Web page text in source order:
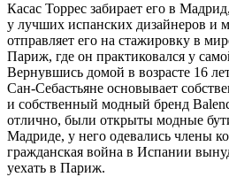
Касас Торрес забирает его в
у лучших испанских дизайнеров и
отправляет его на стажировку в
Париж, где он практиковался у
Вернувшись домой в возрасте 16
Сан-Себастьяне основывает
и собственный модный бренд
отлично, были открыты модные
Мадриде, у него одевались члены
гражданская война в Испании
уехать в Париж.